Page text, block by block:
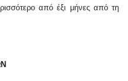
από έξι μήνες από τη